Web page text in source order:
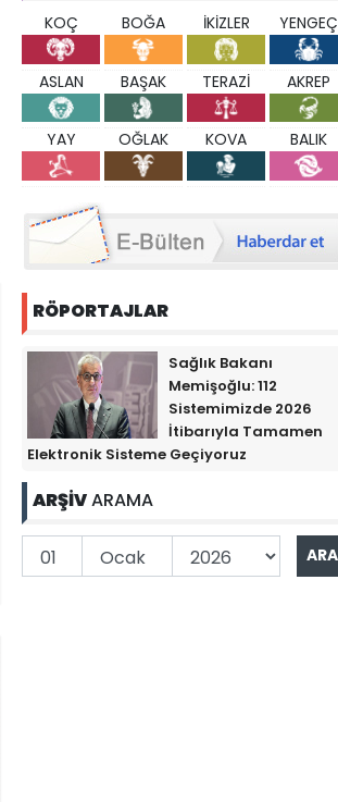
KOÇ BOĞA İKİZLER YENGEÇ
ASLAN BAŞAK TERAZİ AKREP
YAY OĞLAK KOVA BALIK
RÖPORTAJLAR
Sağlık Bakanı
Memişoğlu: 112
Sistemimizde 2026
İtibarıyla Tamamen
Elektronik Sisteme Geçiyoruz
ARŞİVARAMA